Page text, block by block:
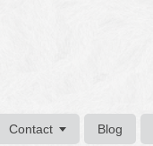
Contact Blog